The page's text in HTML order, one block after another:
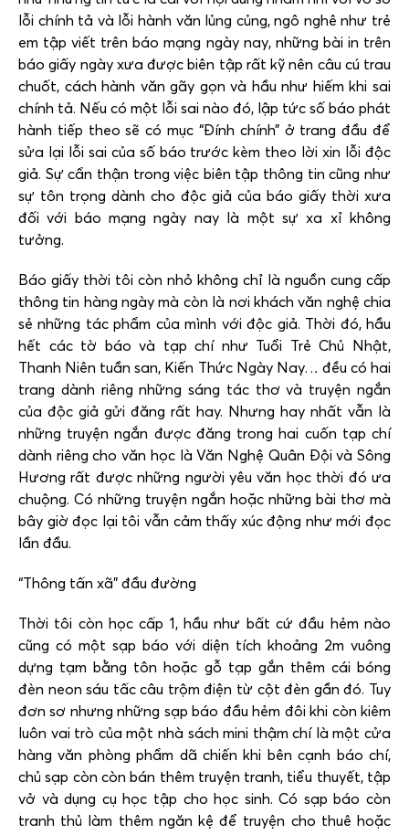
lỗi chính tả và lỗi hành văn lủng củng, ngô nghê như trẻ
em tập viết trên báo mạng ngày nay, những bài in trên
báo giấy ngày xưa được biên tập rất kỹ nên câu cú trau
chuốt, cách hành văn gãy gọn và hầu như hiếm khi sai
chính tả. Nếu có một lỗi sai nào đó, lập tức số báo phát
hành tiếp theo sẽ có mục “Đính chính” ở trang đầu để
sửa lại lỗi sai của số báo trước kèm theo lời xin lỗi độc
giả. Sự cẩn thận trong việc biên tập thông tin cũng như
sự tôn trọng dành cho độc giả của báo giấy thời xưa
đối với báo mạng ngày nay là một sự xa xỉ không
tưởng.
Báo giấy thời tôi còn nhỏ không chỉ là nguồn cung cấp
thông tin hàng ngày mà còn là nơi khách văn nghệ chia
sẻ những tác phẩm của mình với độc giả. Thời đó, hầu
hết các tờ báo và tạp chí như Tuổi Trẻ Chủ Nhật,
Thanh Niên tuần san, Kiến Thức Ngày Nay… đều có hai
trang dành riêng những sáng tác thơ và truyện ngắn
của độc giả gửi đăng rất hay. Nhưng hay nhất vẫn là
những truyện ngắn được đăng trong hai cuốn tạp chí
dành riêng cho văn học là Văn Nghệ Quân Đội và Sông
Hương rất được những người yêu văn học thời đó ưa
chuộng. Có những truyện ngắn hoặc những bài thơ mà
bây giờ đọc lại tôi vẫn cảm thấy xúc động như mới đọc
lần đầu.
“Thông tấn xã” đầu đường
Thời tôi còn học cấp 1, hầu như bất cứ đầu hẻm nào
cũng có một sạp báo với diện tích khoảng 2m vuông
dựng tạm bằng tôn hoặc gỗ tạp gắn thêm cái bóng
đèn neon sáu tấc câu trộm điện từ cột đèn gần đó. Tuy
đơn sơ nhưng những sạp báo đầu hẻm đôi khi còn kiêm
luôn vai trò của một nhà sách mini thậm chí là một cửa
hàng văn phòng phẩm dã chiến khi bên cạnh báo chí,
chủ sạp còn còn bán thêm truyện tranh, tiểu thuyết, tập
vở và dụng cụ học tập cho học sinh. Có sạp báo còn
tranh thủ làm thêm ngăn kệ để truyện cho thuê hoặc